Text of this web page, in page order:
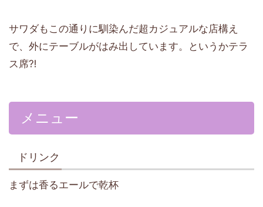
サワダもこの通りに馴染んだ超カジュアルな店構え
で、外にテーブルがはみ出しています。というかテラ
ス席⁈
メニュー
ドリンク
まずは香るエールで乾杯